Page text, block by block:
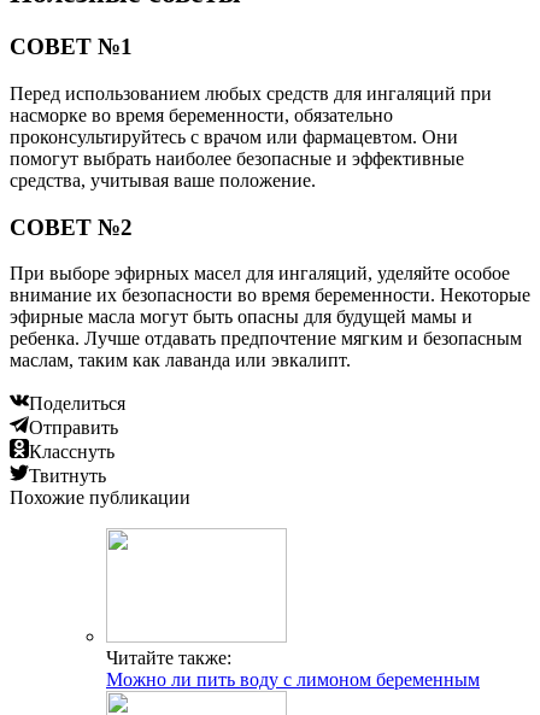
СОВЕТ №1
Перед использованием любых средств для ингаляций при
насморке во время беременности, обязательно
проконсультируйтесь с врачом или фармацевтом. Они
помогут выбрать наиболее безопасные и эффективные
средства, учитывая ваше положение.
СОВЕТ №2
При выборе эфирных масел для ингаляций, уделяйте особое
внимание их безопасности во время беременности. Некоторые
эфирные масла могут быть опасны для будущей мамы и
ребенка. Лучше отдавать предпочтение мягким и безопасным
маслам, таким как лаванда или эвкалипт.
Поделиться
Отправить
Класснуть
Твитнуть
Похожие публикации
Читайте также:
Можно ли пить воду с лимоном беременным